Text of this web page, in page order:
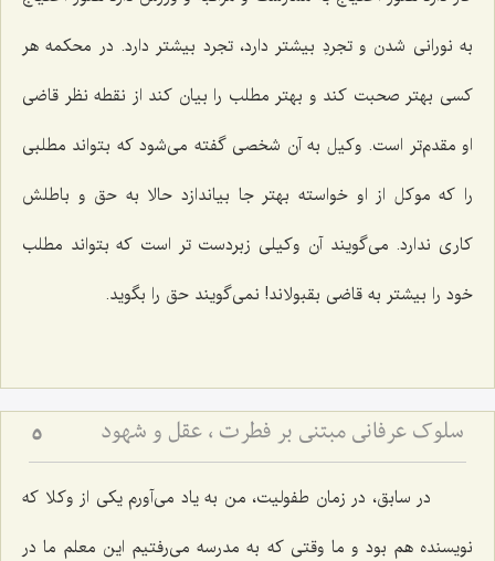
به نورانی شدن و تجردِ بیشتر دارد، تجرد بیشتر دارد. در محکمه هر
کسی بهتر صحبت کند و بهتر مطلب را بیان کند از نقطه نظر قاضی
او مقدم‌تر است. وکیل به آن شخصی گفته می‌شود که بتواند مطلبی
را که موکل از او خواسته بهتر جا بیاندازد حالا به حق و باطلش
کاری ندارد. می‌گویند آن وکیلی زبردست تر است که بتواند مطلب
خود را بیشتر به قاضی بقبولاند! نمی‌گویند حق را بگوید.
سلوک عرفانی مبتنی بر فطرت ، عقل و شهود 5
در سابق، در زمان طفولیت، من به یاد می‌آورم یکی از وکلا که
نویسنده هم بود و ما وقتی که به مدرسه می‌رفتیم این معلم ما در